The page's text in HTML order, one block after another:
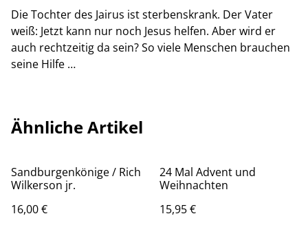
Die Tochter des Jairus ist sterbenskrank. Der Vater
weiß: Jetzt kann nur noch Jesus helfen. Aber wird er
auch rechtzeitig da sein? So viele Menschen brauchen
seine Hilfe …
Ähnliche Artikel
Sandburgenkönige / Rich
Wilkerson jr.
16,00 €
24 Mal Advent und
Weihnachten
15,95 €